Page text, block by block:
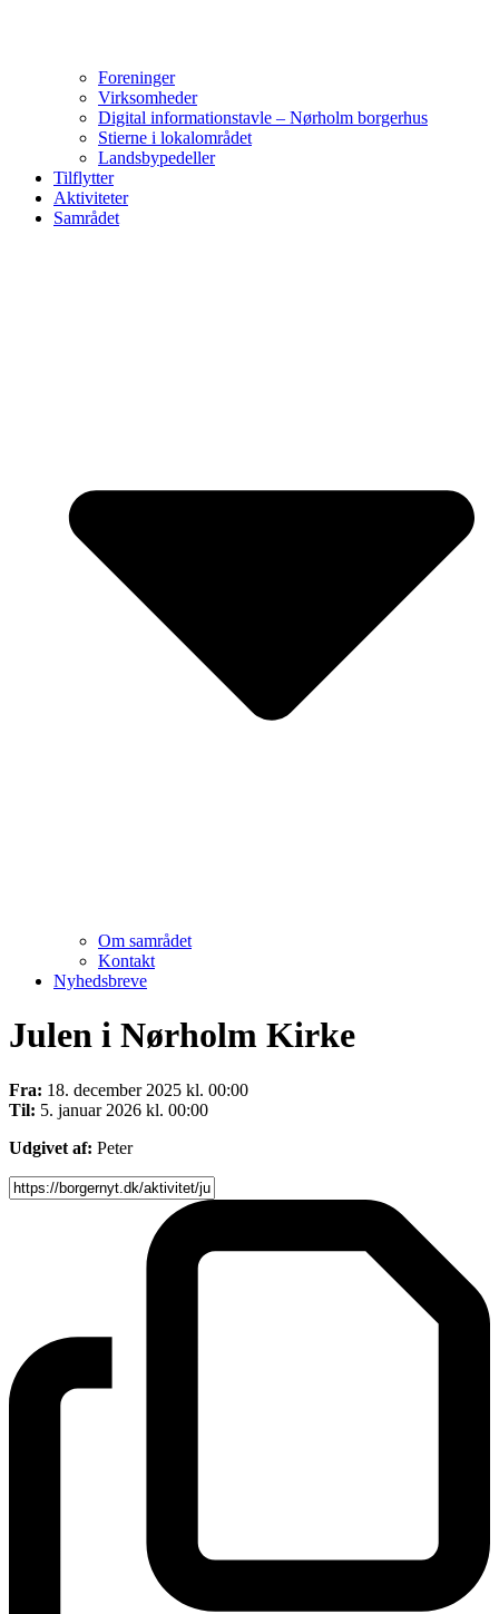
Foreninger
Virksomheder
Digital informationstavle – Nørholm borgerhus
Stierne i lokalområdet
Landsbypedeller
Tilflytter
Aktiviteter
Samrådet
Om samrådet
Kontakt
Nyhedsbreve
Julen i Nørholm Kirke
Fra: 18. december 2025 kl. 00:00
Til: 5. januar 2026 kl. 00:00
Udgivet af: Peter